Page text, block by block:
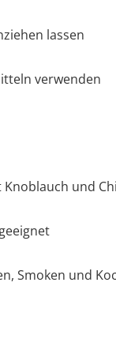
lassen
verwenden
und
Smoken und